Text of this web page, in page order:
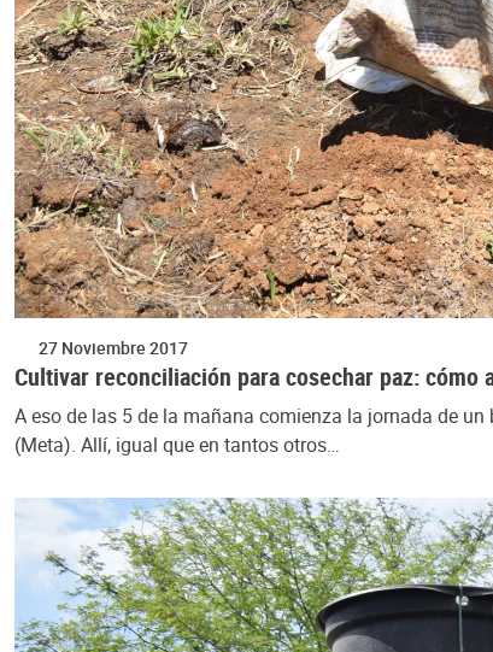
27 Noviembre 2017
Cultivar reconciliación para cosechar paz:
A eso de las 5 de la mañana comienza la jornada de
(Meta). Allí, igual que en tantos otros…